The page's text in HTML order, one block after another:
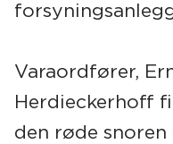
Varaordfører,
Herdieckerhoff
den røde